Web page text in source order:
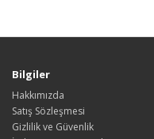
Bilgiler
Hakkımızda
Satış Sözleşmesi
Gizlilik ve Güvenlik